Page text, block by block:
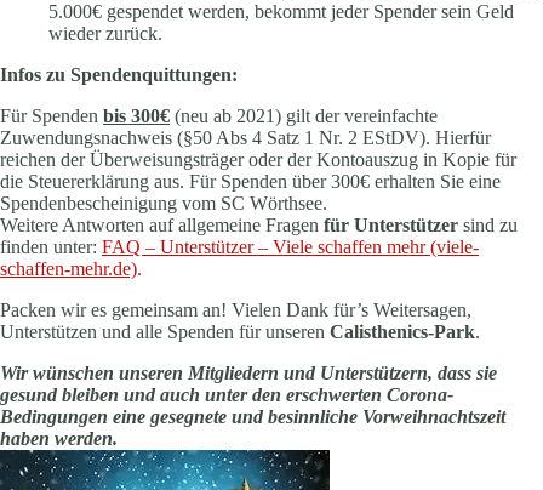
5.000€ gespendet werden, bekommt jeder Spender sein Geld
wieder zurück.
Infos zu Spendenquittungen:
Für Spenden bis 300€ (neu ab 2021) gilt der vereinfachte
Zuwendungsnachweis (§50 Abs 4 Satz 1 Nr. 2 EStDV). Hierfür
reichen der Überweisungsträger oder der Kontoauszug in Kopie für
die Steuererklärung aus. Für Spenden über 300€ erhalten Sie eine
Spendenbescheinigung vom SC Wörthsee.
Weitere Antworten auf allgemeine Fragen für Unterstützer sind zu
finden unter: FAQ – Unterstützer – Viele schaffen mehr (viele-
schaffen-mehr.de).
Packen wir es gemeinsam an! Vielen Dank für’s Weitersagen,
Unterstützen und alle Spenden für unseren Calisthenics-Park.
Wir wünschen unseren Mitgliedern und Unterstützern, dass sie
gesund bleiben und auch unter den erschwerten Corona-
Bedingungen eine gesegnete und besinnliche Vorweihnachtszeit
haben werden.